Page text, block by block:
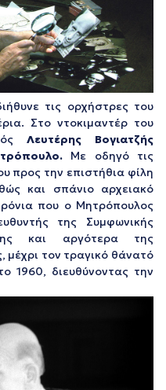
τις ορχήστρες του
Στο ντοκιμαντέρ του
Λευτέρης Βογιατζής
Με οδηγό τις
προς την επιστήθια φίλη
και σπάνιο αρχειακό
που ο Μητρόπουλος
της Συμφωνικής
και αργότερα της
μέχρι τον τραγικό θάνατό
1960, διευθύνοντας την